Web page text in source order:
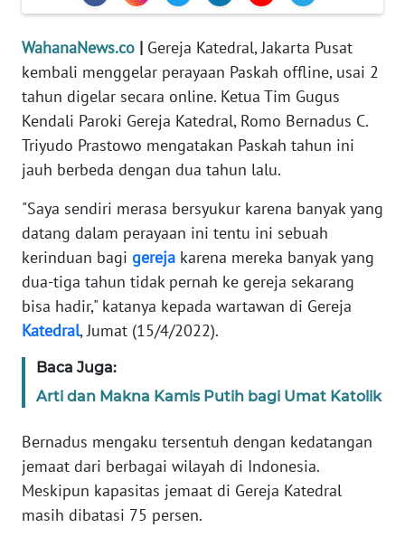
WahanaNews.co | Gereja Katedral, Jakarta Pusat
kembali menggelar perayaan Paskah offline, usai 2
tahun digelar secara online. Ketua Tim Gugus
Kendali Paroki Gereja Katedral, Romo Bernadus C.
Triyudo Prastowo mengatakan Paskah tahun ini
jauh berbeda dengan dua tahun lalu.
"Saya sendiri merasa bersyukur karena banyak yang
datang dalam perayaan ini tentu ini sebuah
kerinduan bagi gereja karena mereka banyak yang
dua-tiga tahun tidak pernah ke gereja sekarang
bisa hadir," katanya kepada wartawan di Gereja
Katedral, Jumat (15/4/2022).
Baca Juga:
Arti dan Makna Kamis Putih bagi Umat Katolik
Bernadus mengaku tersentuh dengan kedatangan
jemaat dari berbagai wilayah di Indonesia.
Meskipun kapasitas jemaat di Gereja Katedral
masih dibatasi 75 persen.
EDITORIAL
Informasi
INDEKS
BERITA
KONTAK
KAMI
INFO
IKLAN
KAMI
SIBER
REDAKSI